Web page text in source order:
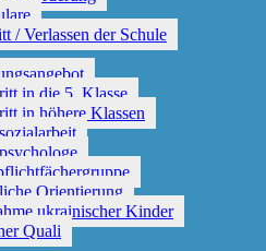
/ Verlassen der Schule
in die 5. Klasse
in höhere Klassen
Orientierung
ukrainischer Kinder
Quali